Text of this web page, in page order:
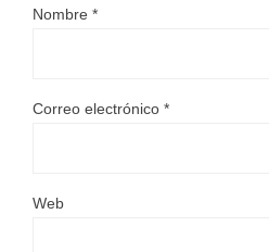
Nombre *
Correo electrónico *
Web